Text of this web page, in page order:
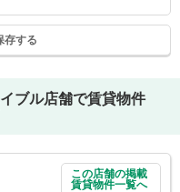
存する
ブル店舗で賃貸物件
この店舗の掲載
賃貸物件一覧へ